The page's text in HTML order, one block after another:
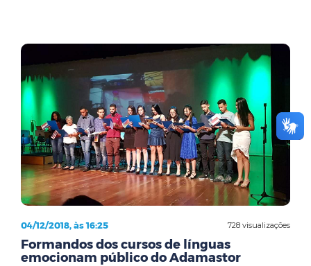
728 visualizações
04/12/2018, às 16:25
Formandos dos cursos de línguas
emocionam público do Adamastor